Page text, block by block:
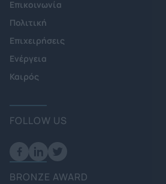
Επικοινωνία
Πολιτική
Επιχειρήσεις
Ενέργεια
Καιρός
FOLLOW US
BRONZE AWARD